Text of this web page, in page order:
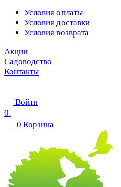
Условия оплаты
Условия доставки
Условия возврата
Акции
Садоводство
Контакты
Войти
0
0 Корзина